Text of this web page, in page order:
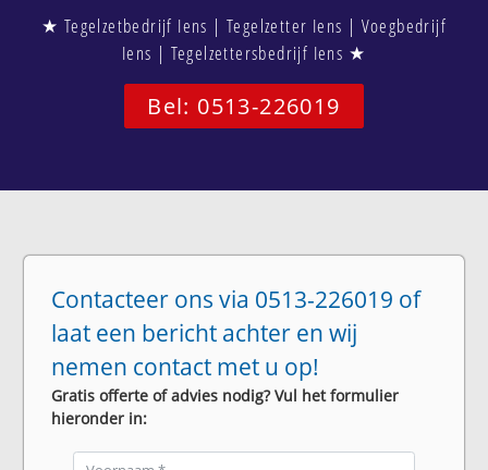
★ Tegelzetbedrijf Iens | Tegelzetter Iens | Voegbedrijf
Iens | Tegelzettersbedrijf Iens ★
Bel: 0513-226019
Contacteer ons via 0513-226019 of
laat een bericht achter en wij
nemen contact met u op!
Gratis offerte of advies nodig? Vul het formulier
hieronder in: